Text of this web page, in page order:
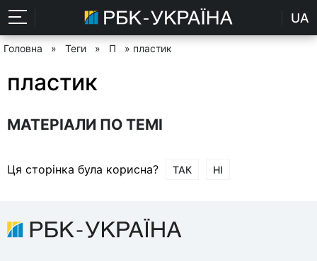
UA
Головна » Теги » П » пластик
пластик
МАТЕРІАЛИ ПО ТЕМІ
Ця сторінка була корисна? ТАК НІ